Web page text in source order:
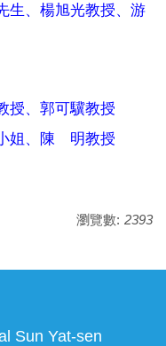
生、楊旭光教授、游
授、郭可驥教授
姐、陳 明教授
瀏覽數: 2393
Sun Yat-sen